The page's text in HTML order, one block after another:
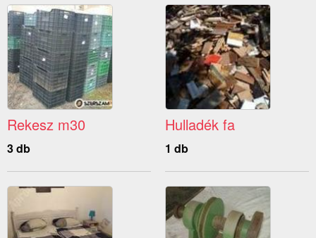
Rekesz m30
3 db
Hulladék fa
1 db